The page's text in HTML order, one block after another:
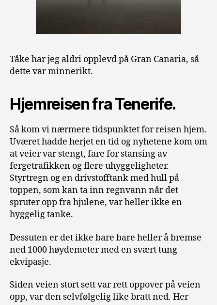
Tåke har jeg aldri opplevd på Gran Canaria, så
dette var minnerikt.
Hjemreisen fra Tenerife.
Så kom vi nærmere tidspunktet for reisen hjem.
Uværet hadde herjet en tid og nyhetene kom om
at veier var stengt, fare for stansing av
fergetrafikken og flere uhyggeligheter.
Styrtregn og en drivstofftank med hull på
toppen, som kan ta inn regnvann når det
spruter opp fra hjulene, var heller ikke en
hyggelig tanke.
Dessuten er det ikke bare bare heller å bremse
ned 1000 høydemeter med en svært tung
ekvipasje.
Siden veien stort sett var rett oppover på veien
opp, var den selvfølgelig like bratt ned. Her